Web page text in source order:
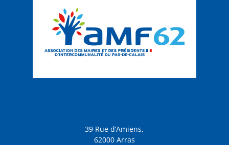
39 Rue d’Amiens,
62000 Arras